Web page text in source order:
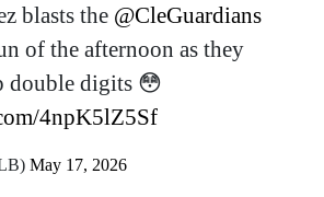
blasts the @CleGuardians
of the afternoon as they
double digits 😳
4npK5lZ5Sf
May 17, 2026